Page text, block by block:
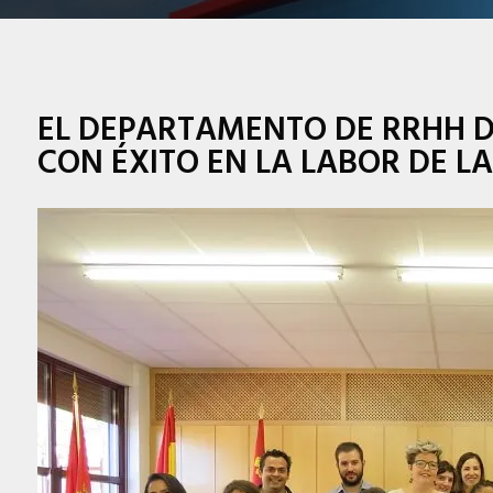
EL DEPARTAMENTO DE RRHH
CON ÉXITO EN LA LABOR DE